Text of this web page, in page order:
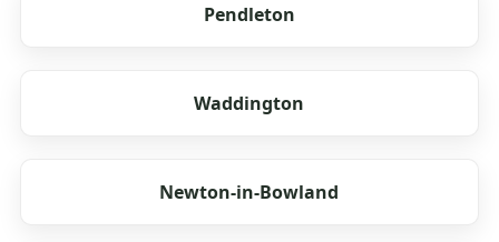
Pendleton
Waddington
Newton-in-Bowland